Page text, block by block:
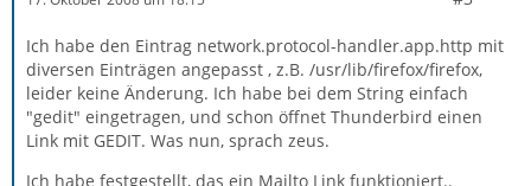
Ich habe den Eintrag network.protocol-handler.app.http mit
diversen Einträgen angepasst , z.B. /usr/lib/firefox/firefox,
leider keine Änderung. Ich habe bei dem String einfach
"gedit" eingetragen, und schon öffnet Thunderbird einen
Link mit GEDIT. Was nun, sprach zeus.
Ich habe festgestellt, das ein Mailto Link funktioniert..